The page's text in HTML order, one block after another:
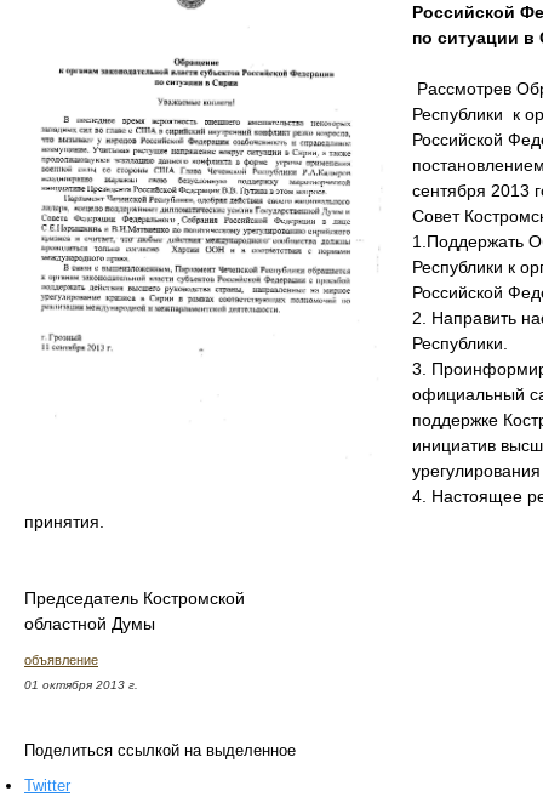
Российской
по ситуации в
Рассмотрев
Республики к
Российской
сентября
Совет
1.Поддержать
Республики к
Российской
2. Направить
Республики.
3.
официальный
поддержке
инициатив
4. Настоящее
принятия.
Председатель Костромской
областной Думы А.И.
объявление
01 октября 2013 г.
Поделиться ссылкой на выделенное
Twitter